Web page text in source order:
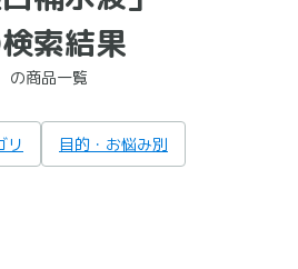
索結果
の商品一覧
リ 目的・お悩み別